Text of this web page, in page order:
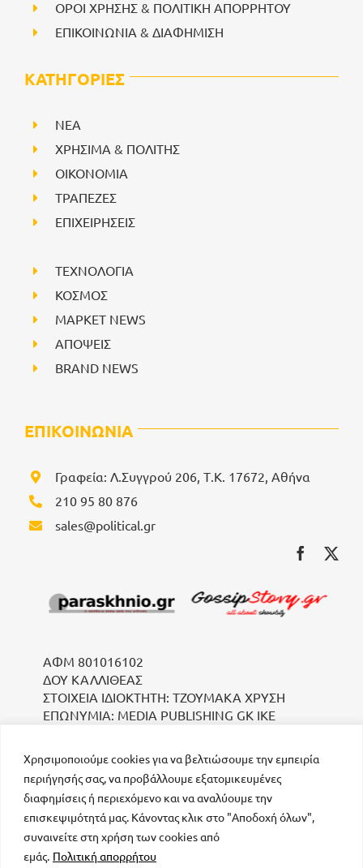
Χρησιμοποιούμε cookies για να βελτιώσουμε την εμπειρία
περιήγησής σας, να προβάλλουμε εξατομικευμένες
διαφημίσεις ή περιεχόμενο και να αναλύουμε την
επισκεψιμότητά μας. Κάνοντας κλικ στο "Αποδοχή όλων",
συναινείτε στη χρήση των cookies από
εμάς. Πολιτική απορρήτου
ΟΡΟΙ ΧΡΗΣΗΣ & ΠΟΛΙΤΙΚΗ ΑΠΟΡΡΗΤΟΥ
ΕΠΙΚΟΙΝΩΝΙΑ & ΔΙΑΦΗΜΙΣΗ
ΚΑΤΗΓΟΡΙΕΣ
NEA
ΧΡΗΣΙΜΑ & ΠΟΛΙΤΗΣ
ΟΙΚΟΝΟΜΙΑ
ΤΡΑΠΕΖΕΣ
ΕΠΙΧΕΙΡΗΣΕΙΣ
ΤΕΧΝΟΛΟΓΙΑ
ΚΟΣΜΟΣ
ΜΑΡΚΕΤ NEWS
ΑΠΟΨΕΙΣ
BRAND NEWS
ΕΠΙΚΟΙΝΩΝΙΑ
Γραφεία: Λ.Συγγρού 206, Τ.Κ. 17672, Αθήνα
210 95 80 876
sales@political.gr
ΑΦΜ 801016102
ΔΟΥ ΚΑΛΛΙΘΕΑΣ
ΣΤΟΙΧΕΙΑ ΙΔΙΟΚΤΗΤΗ: ΤΖΟΥΜΑΚΑ ΧΡΥΣΗ
ΕΠΩΝΥΜΙΑ: MEDIA PUBLISHING GK IKE
μοναδικός αριθμός Μ.Η.Τ. 232223